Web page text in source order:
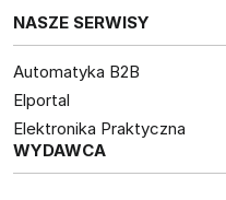
NASZE SERWISY
Automatyka B2B
Elportal
Elektronika Praktyczna
WYDAWCA